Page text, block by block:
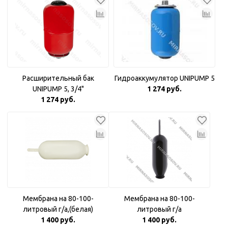
Расширительный бак
UNIPUMP 5, 3/4"
1 274 руб.
Гидроаккумулятор UNIPUMP 5
1 274 руб.
Мембрана на 80-100-
литровый г/а,(белая)
1 400 руб.
Мембрана на 80-100-
литровый г/а
1 400 руб.